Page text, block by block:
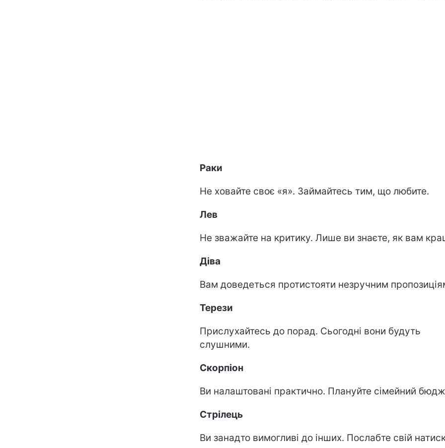
Раки
Не ховайте своє «я». Займайтесь тим, що любите.
Лев
Не зважайте на критику. Лише ви знаєте, як вам
Діва
Вам доведеться протистояти незручним
Терези
Прислухайтесь до порад. Сьогодні вони будуть
слушними.
Скорпіон
Ви налаштовані практично. Плануйте сімейний
Стрілець
Ви занадто вимогливі до інших. Послабте свій